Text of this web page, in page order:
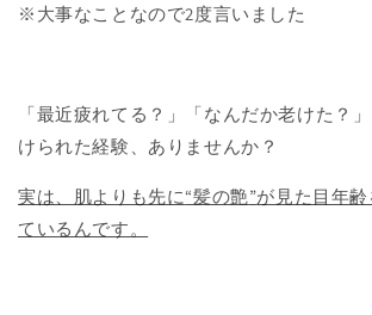
※大事なことなので2度言いました
「最近疲れてる？」「なんだか老けた？
けられた経験、ありませんか？
実は、肌よりも先に“髪の艶”が見た目年
ているんです。